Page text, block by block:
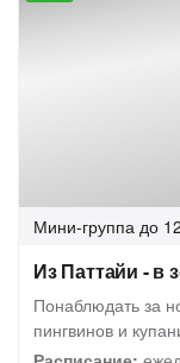
Мини-группа до
Из Паттайи - в
Понаблюдать за
пингвинов и